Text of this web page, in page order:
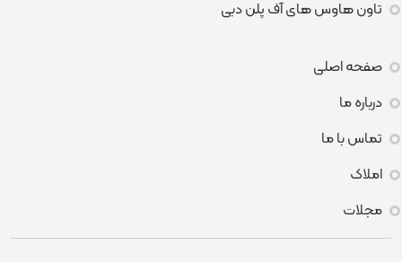
تاون هاوس های آف پلن دبی
صفحه اصلی
درباره ما
تماس با ما
املاک
مجلات